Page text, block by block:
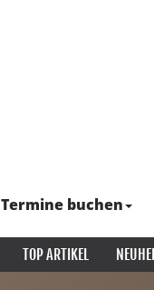
Termine buchen
TOP ARTIKEL